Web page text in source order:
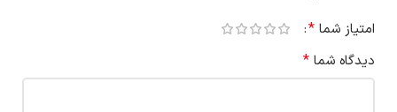
امتیاز شما *
دیدگاه شما *